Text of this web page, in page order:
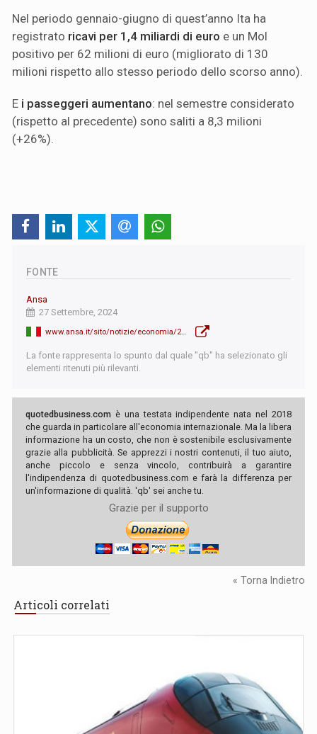
Nel periodo gennaio-giugno di quest’anno Ita ha
registrato ricavi per 1,4 miliardi di euro e un Mol
positivo per 62 milioni di euro (migliorato di 130
milioni rispetto allo stesso periodo dello scorso anno).
E i passeggeri aumentano: nel semestre considerato
(rispetto al precedente) sono saliti a 8,3 milioni
(+26%).
FONTE
Ansa
27 Settembre, 2024
La fonte rappresenta lo spunto dal quale "qb" ha selezionato gli
elementi ritenuti più rilevanti.
quotedbusiness.com è una testata indipendente nata nel 2018
che guarda in particolare all'economia internazionale. Ma la libera
informazione ha un costo, che non è sostenibile esclusivamente
grazie alla pubblicità. Se apprezzi i nostri contenuti, il tuo aiuto,
anche piccolo e senza vincolo, contribuirà a garantire
l'indipendenza di quotedbusiness.com e farà la differenza per
un'informazione di qualità. 'qb' sei anche tu.
Grazie per il supporto
« Torna Indietro
Articoli correlati